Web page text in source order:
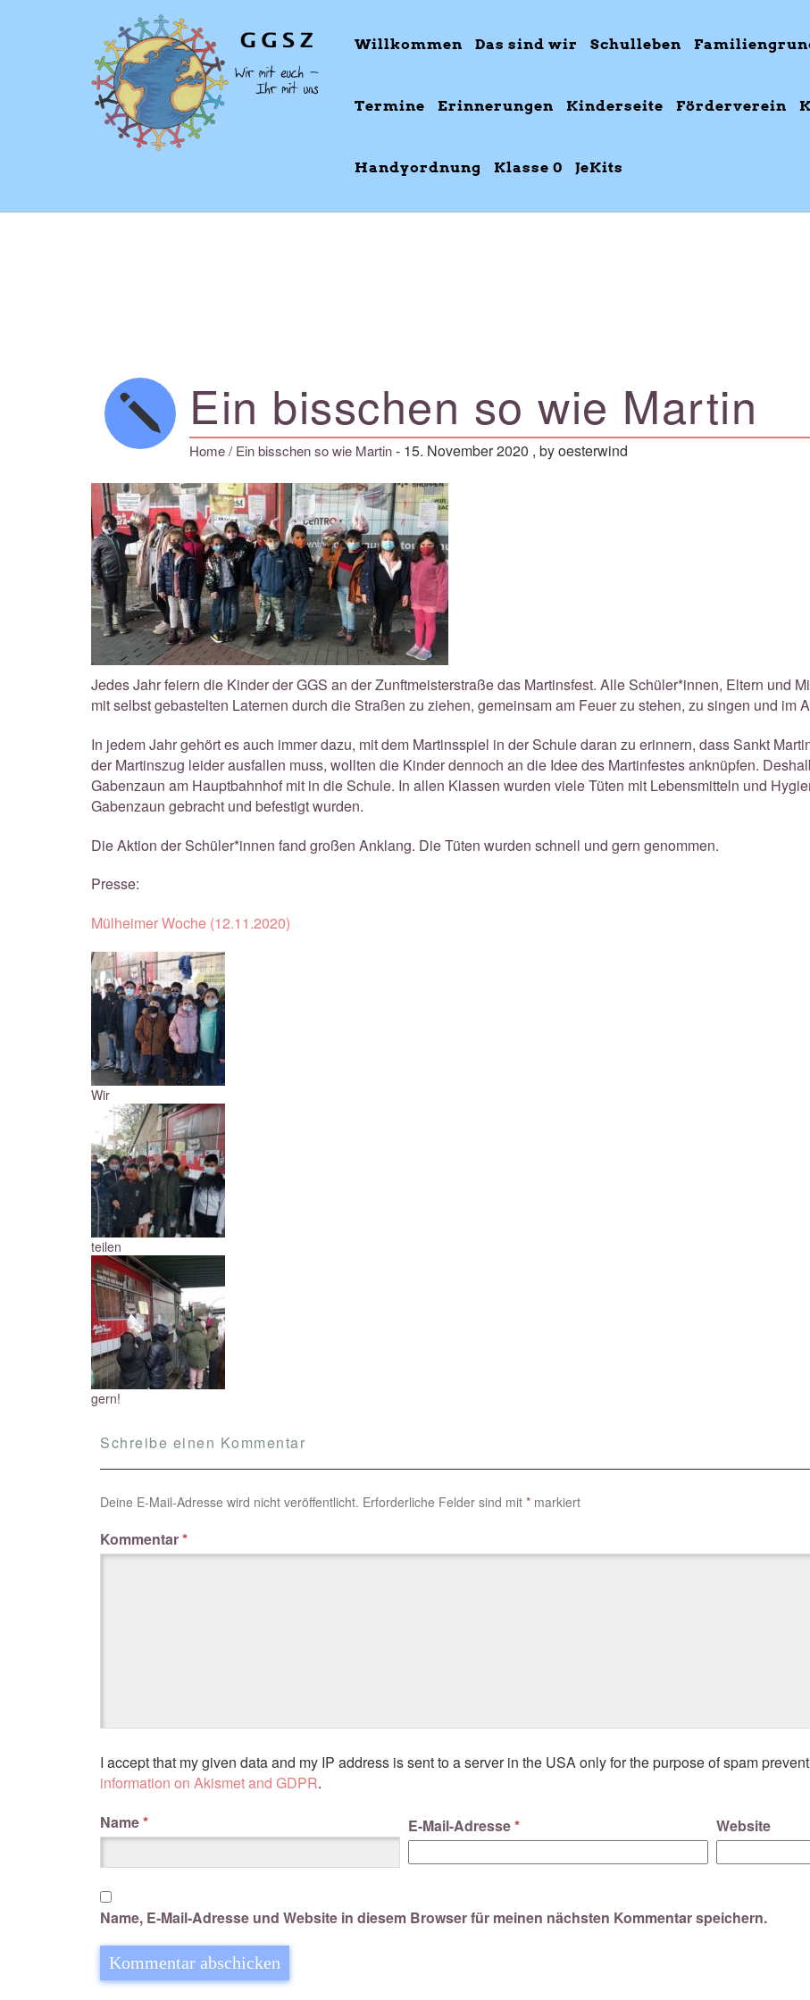
Willkommen Das sind wir Schulleben
Termine Erinnerungen Kinderseite Förderverein
Handyordnung Klasse 0 JeKits
Ein bisschen so wie Martin
Home/ Ein bisschen so wie Martin- 15. November 2020 , by oesterwind
Jedes Jahr feiern die Kinder der GGS an der Zunftmeisterstraße das Martinsfest. Alle Schüler*innen, Eltern und
mit selbst gebastelten Laternen durch die Straßen zu ziehen, gemeinsam am Feuer zu stehen, zu singen und im
In jedem Jahr gehört es auch immer dazu, mit dem Martinsspiel in der Schule daran zu erinnern, dass Sankt
der Martinszug leider ausfallen muss, wollten die Kinder dennoch an die Idee des Martinfestes anknüpfen.
Gabenzaun am Hauptbahnhof mit in die Schule. In allen Klassen wurden viele Tüten mit Lebensmitteln und
Gabenzaun gebracht und befestigt wurden.
Die Aktion der Schüler*innen fand großen Anklang. Die Tüten wurden schnell und gern genommen.
Presse:
Mülheimer Woche (12.11.2020)
Wir
teilen
gern!
Schreibe einen Kommentar
Deine E-Mail-Adresse wird nicht veröffentlicht. Erforderliche Felder sind mit * markiert
Kommentar*
I accept that my given data and my IP address is sent to a server in the USA only for the purpose of spam
information on Akismet and GDPR.
Name* E-Mail-Adresse* Website
Name, E-Mail-Adresse und Website in diesem Browser für meinen nächsten Kommentar speichern.